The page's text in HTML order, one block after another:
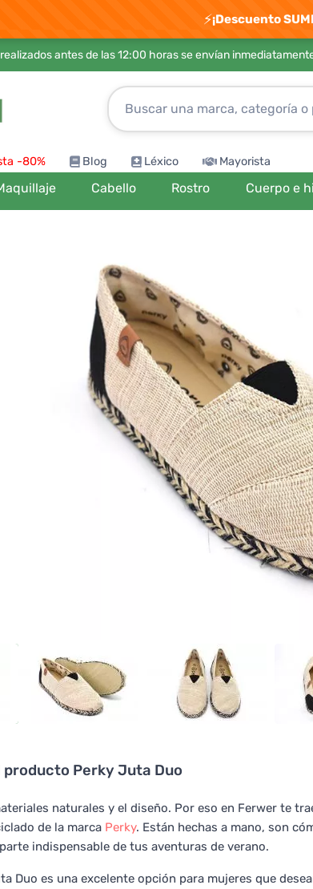
⚡¡Descuento
antes de las 12:00 horas se envían inmediatamente
-80% Blog Léxico Mayorista
Cabello Rostro Cuerpo e
producto Perky Juta Duo
naturales y el diseño. Por eso en Ferwer te
de la marca Perky. Están hechas a mano, son
indispensable de tus aventuras de verano.
Duo es una excelente opción para mujeres que